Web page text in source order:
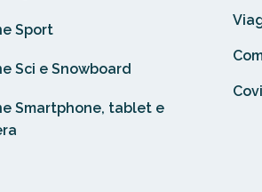
Sport
Sci e Snowboard
Smartphone, tablet e